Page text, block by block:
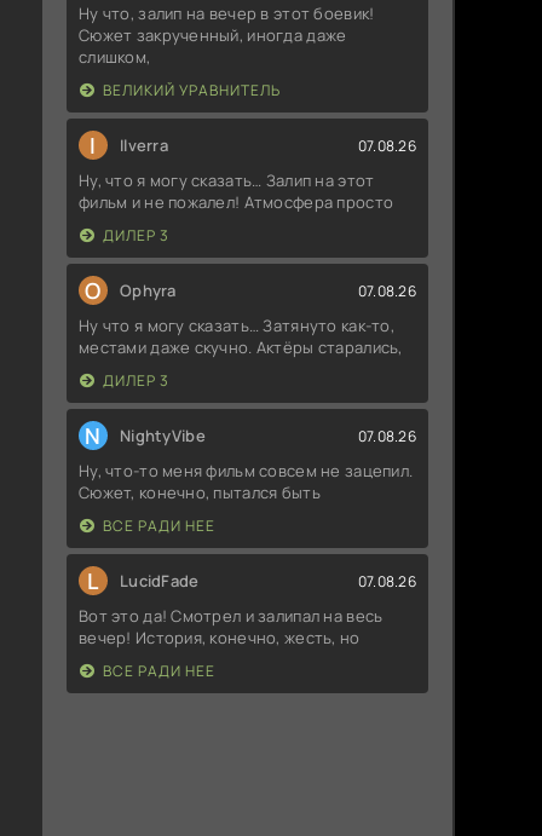
Ну что, залип на вечер в этот боевик!
Сюжет закрученный, иногда даже
слишком,
ВЕЛИКИЙ УРАВНИТЕЛЬ
I Ilverra 07.08.26
Ну, что я могу сказать… Залип на этот
фильм и не пожалел! Атмосфера просто
ДИЛЕР 3
O Ophyra 07.08.26
Ну что я могу сказать… Затянуто как-то,
местами даже скучно. Актёры старались,
ДИЛЕР 3
N NightyVibe 07.08.26
Ну, что-то меня фильм совсем не зацепил.
Сюжет, конечно, пытался быть
ВСЕ РАДИ НЕЕ
L LucidFade 07.08.26
Вот это да! Смотрел и залипал на весь
вечер! История, конечно, жесть, но
ВСЕ РАДИ НЕЕ